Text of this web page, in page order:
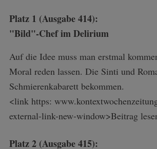
Platz 1 (Ausgabe 414):
"Bild"-Chef im Delirium
Auf die Idee muss man erstmal
Moral reden lassen. Die Sinti und
Schmierenkabarett bekommen.
<link https:
external-link-n­ew-window>Beitr­ag
Platz 2 (Ausgabe 415):